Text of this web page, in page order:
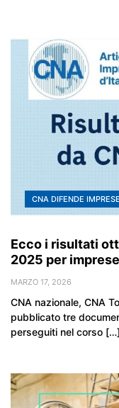
CNA DIFENDE IMPRESE
Ecco i risultati
2025 per
MARZO 17, 2026
CNA nazionale, CNA
pubblicato tre
perseguiti nel corso […]